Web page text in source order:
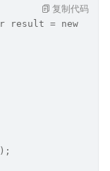
result = new
复制代码